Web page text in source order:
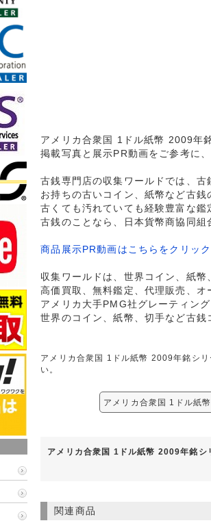
アメリカ合衆国 1ドル紙幣 2009年
掲載写真と展示PR動画をご参考に
古銭専門店の収集ワールドでは、古
お持ちの古いコイン、紙幣など古銭
古くても汚れていても経験豊富な鑑
古銭のことなら、日本貨幣商協同組
商品展示PR動画はこちらをクリッ
収集ワールドは、世界コイン、紙幣
高価買取、無料鑑定、代理販売、オ
アメリカ大手PMG社グレーティン
世界のコイン、紙幣、切手など古銭
アメリカ合衆国 1ドル紙幣 2009年銘シ
い。
アメリカ合衆国 1ドル紙
アメリカ合衆国 1ドル紙幣 2009年銘
関連商品